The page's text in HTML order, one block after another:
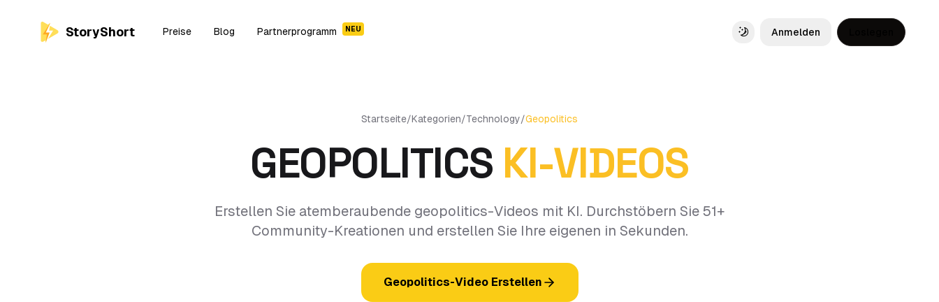
StoryShort Preise Blog Partnerprogramm NEU
Toggle theme
Anmelden
Startseite/Kategorien/Technology/Geopolitics
GEOPOLITICS KI-VIDEOS
Erstellen Sie atemberaubende geopolitics-Videos mit KI. Durchstöbern Sie 51+
Community-Kreationen und erstellen Sie Ihre eigenen in Sekunden.
Geopolitics-Video Erstellen